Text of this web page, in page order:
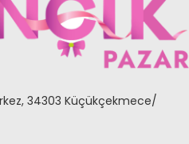
34303 Küçükçekmece/